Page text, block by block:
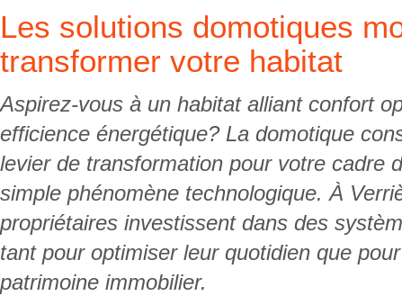
Les solutions domotiques
transformer votre habitat
Aspirez-vous à un habitat alliant confort
efficience énergétique? La domotique
levier de transformation pour votre cadre
simple phénomène technologique. À
propriétaires investissent dans des
tant pour optimiser leur quotidien que
patrimoine immobilier.